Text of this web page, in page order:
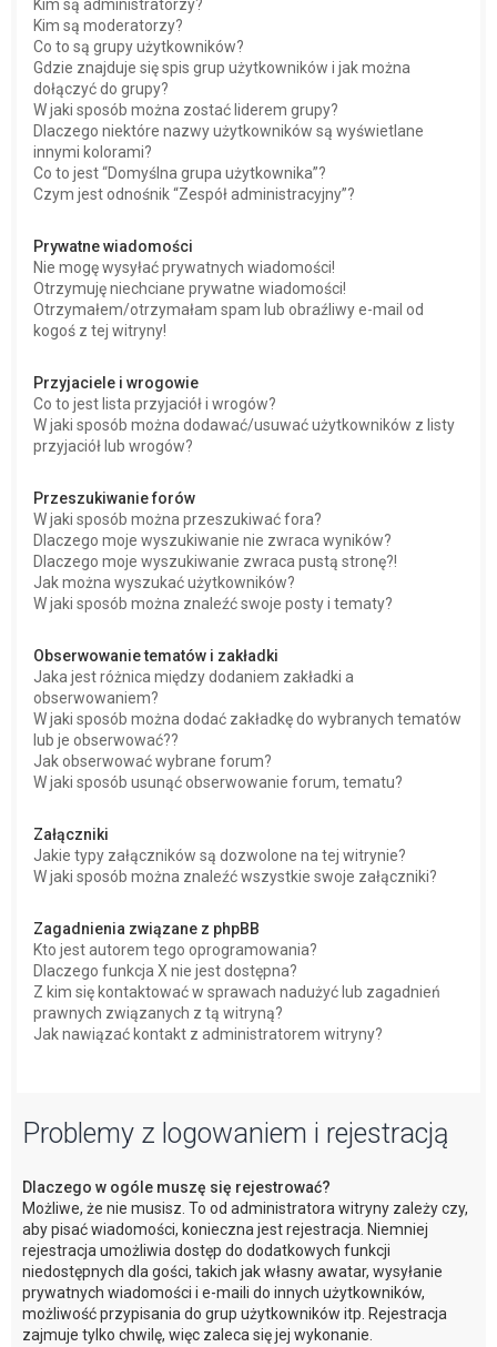
Kim są administratorzy?
Kim są moderatorzy?
Co to są grupy użytkowników?
Gdzie znajduje się spis grup użytkowników i jak można
dołączyć do grupy?
W jaki sposób można zostać liderem grupy?
Dlaczego niektóre nazwy użytkowników są wyświetlane
innymi kolorami?
Co to jest “Domyślna grupa użytkownika”?
Czym jest odnośnik “Zespół administracyjny”?
Prywatne wiadomości
Nie mogę wysyłać prywatnych wiadomości!
Otrzymuję niechciane prywatne wiadomości!
Otrzymałem/otrzymałam spam lub obraźliwy e-mail od
kogoś z tej witryny!
Przyjaciele i wrogowie
Co to jest lista przyjaciół i wrogów?
W jaki sposób można dodawać/usuwać użytkowników z listy
przyjaciół lub wrogów?
Przeszukiwanie forów
W jaki sposób można przeszukiwać fora?
Dlaczego moje wyszukiwanie nie zwraca wyników?
Dlaczego moje wyszukiwanie zwraca pustą stronę?!
Jak można wyszukać użytkowników?
W jaki sposób można znaleźć swoje posty i tematy?
Obserwowanie tematów i zakładki
Jaka jest różnica między dodaniem zakładki a
obserwowaniem?
W jaki sposób można dodać zakładkę do wybranych tematów
lub je obserwować??
Jak obserwować wybrane forum?
W jaki sposób usunąć obserwowanie forum, tematu?
Załączniki
Jakie typy załączników są dozwolone na tej witrynie?
W jaki sposób można znaleźć wszystkie swoje załączniki?
Zagadnienia związane z phpBB
Kto jest autorem tego oprogramowania?
Dlaczego funkcja X nie jest dostępna?
Z kim się kontaktować w sprawach nadużyć lub zagadnień
prawnych związanych z tą witryną?
Jak nawiązać kontakt z administratorem witryny?
Problemy z logowaniem i rejestracją
Dlaczego w ogóle muszę się rejestrować?
Możliwe, że nie musisz. To od administratora witryny zależy czy,
aby pisać wiadomości, konieczna jest rejestracja. Niemniej
rejestracja umożliwia dostęp do dodatkowych funkcji
niedostępnych dla gości, takich jak własny awatar, wysyłanie
prywatnych wiadomości i e-maili do innych użytkowników,
możliwość przypisania do grup użytkowników itp. Rejestracja
zajmuje tylko chwilę, więc zaleca się jej wykonanie.